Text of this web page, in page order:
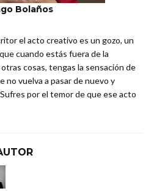
Bolaños
el acto creativo es un gozo, un
cuando estás fuera de la
cosas, tengas la sensación de
no vuelva a pasar de nuevo y
por el temor de que ese acto